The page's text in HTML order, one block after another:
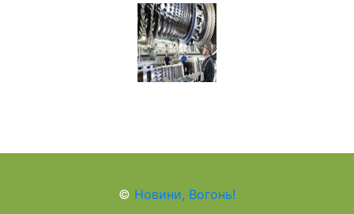
© Новини, Вогонь!